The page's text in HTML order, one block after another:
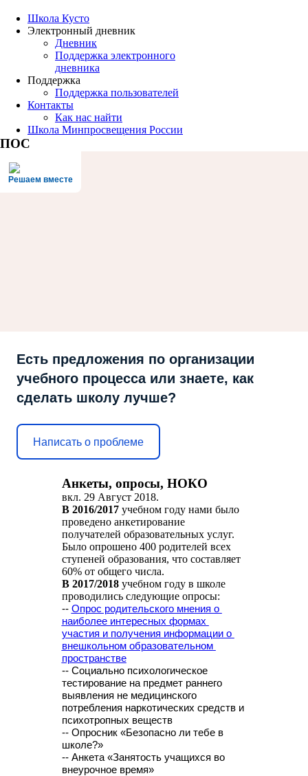
Школа Кусто
Электронный дневник
Дневник
Поддержка электронного
дневника
Поддержка
Поддержка пользователей
Контакты
Как нас найти
Школа Минпросвещения России
ПОС
Решаем вместе
Есть предложения по организации
учебного процесса или знаете, как
сделать школу лучше?
Написать о проблеме
Анкеты, опросы, НОКО
вкл. 29 Август 2018.
В 2016/2017учебном году нами было
проведено анкетирование
получателей образовательных услуг.
Было опрошено 400 родителей всех
ступеней образования, что составляет
60% от общего числа.
В 2017/2018учебном году в школе
проводились следующие опросы:
-- Опрос родительского мнения о
наиболее интересных формах
участия и получения информации о
внешкольном образовательном
пространстве
-- Социально психологическое
тестирование на предмет раннего
выявления не медицинского
потребления наркотических средств и
психотропных веществ
-- Опросник «Безопасно ли тебе в
школе?»
-- Анкета «Занятость учащихся во
внеурочное время»